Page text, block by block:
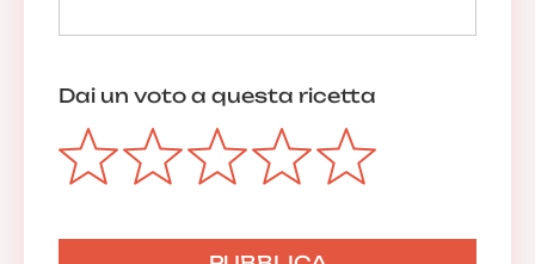
Dai un voto a questa ricetta